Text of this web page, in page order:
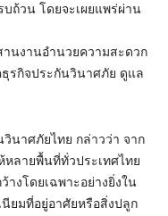
ถ้วน โดยจะเผยแพร่ผ่าน
นงานอำนวยความสะดวก
รกิจประกันวินาศภัย ดูแล
นาศภัยไทย กล่าวว่า จาก
ลายพื้นที่ทั่วประเทศไทย
างโดยเฉพาะอย่างยิ่งใน
ยมที่อยู่อาศัยหรือสิ่งปลูก